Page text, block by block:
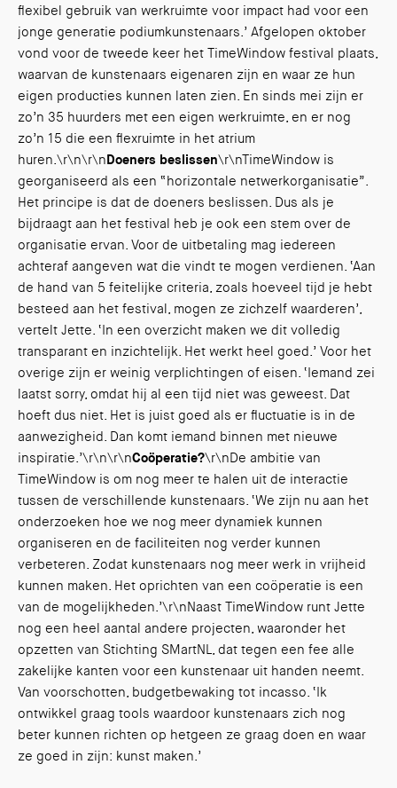
flexibel gebruik van werkruimte voor impact had voor een
jonge generatie podiumkunstenaars.’ Afgelopen oktober
vond voor de tweede keer het TimeWindow festival plaats,
waarvan de kunstenaars eigenaren zijn en waar ze hun
eigen producties kunnen laten zien. En sinds mei zijn er
zo’n 35 huurders met een eigen werkruimte, en er nog
zo’n 15 die een flexruimte in het atrium
huren.\r\n\r\nDoeners beslissen\r\nTimeWindow is
georganiseerd als een “horizontale netwerkorganisatie”.
Het principe is dat de doeners beslissen. Dus als je
bijdraagt aan het festival heb je ook een stem over de
organisatie ervan. Voor de uitbetaling mag iedereen
achteraf aangeven wat die vindt te mogen verdienen. ‘Aan
de hand van 5 feitelijke criteria, zoals hoeveel tijd je hebt
besteed aan het festival, mogen ze zichzelf waarderen’,
vertelt Jette. ‘In een overzicht maken we dit volledig
transparant en inzichtelijk. Het werkt heel goed.’ Voor het
overige zijn er weinig verplichtingen of eisen. ‘Iemand zei
laatst sorry, omdat hij al een tijd niet was geweest. Dat
hoeft dus niet. Het is juist goed als er fluctuatie is in de
aanwezigheid. Dan komt iemand binnen met nieuwe
inspiratie.’\r\n\r\nCoöperatie?\r\nDe ambitie van
TimeWindow is om nog meer te halen uit de interactie
tussen de verschillende kunstenaars. ‘We zijn nu aan het
onderzoeken hoe we nog meer dynamiek kunnen
organiseren en de faciliteiten nog verder kunnen
verbeteren. Zodat kunstenaars nog meer werk in vrijheid
kunnen maken. Het oprichten van een coöperatie is een
van de mogelijkheden.’\r\nNaast TimeWindow runt Jette
nog een heel aantal andere projecten, waaronder het
opzetten van Stichting SMartNL, dat tegen een fee alle
zakelijke kanten voor een kunstenaar uit handen neemt.
Van voorschotten, budgetbewaking tot incasso. ‘Ik
ontwikkel graag tools waardoor kunstenaars zich nog
beter kunnen richten op hetgeen ze graag doen en waar
ze goed in zijn: kunst maken.’